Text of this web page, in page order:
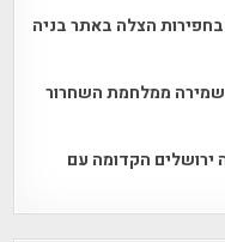
4,000 שנה התגלו בחפירות הצלה באתר בניה
ממלחמת השחרור
ירושלים הקדומה עם